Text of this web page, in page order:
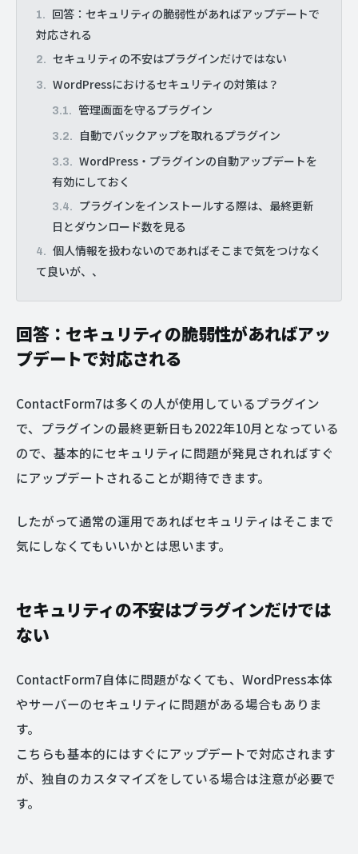
回答：セキュリティの脆弱性があればアップデートで
対応される
セキュリティの不安はプラグインだけではない
WordPressにおけるセキュリティの対策は？
管理画面を守るプラグイン
自動でバックアップを取れるプラグイン
WordPress・プラグインの自動アップデートを
有効にしておく
プラグインをインストールする際は、最終更新
日とダウンロード数を見る
個人情報を扱わないのであればそこまで気をつけなく
て良いが、、
回答：セキュリティの脆弱性があればアッ
プデートで対応される
ContactForm7は多くの人が使用しているプラグイン
で、プラグインの最終更新日も2022年10月となっている
ので、基本的にセキュリティに問題が発見されればすぐ
にアップデートされることが期待できます。
したがって通常の運用であればセキュリティはそこまで
気にしなくてもいいかとは思います。
セキュリティの不安はプラグインだけでは
ない
ContactForm7自体に問題がなくても、WordPress本体
やサーバーのセキュリティに問題がある場合もありま
す。
こちらも基本的にはすぐにアップデートで対応されます
が、独自のカスタマイズをしている場合は注意が必要で
す。